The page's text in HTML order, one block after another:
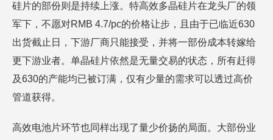
硅片的部份则是持续上涨。特高效多晶硅片在龙头厂的领
军下，不愿对RMB 4.7/pc的价格让步，且由于已临近630
出货截止日，下游厂商只能接受，并将一部份成本转嫁给
更下游业者。单晶硅片依然是无量交易的状态，所有赶得
及630的产能均已被订满，仅有少量的需求可以透过高价
管道获得。
高效电池片环节也同样出现了量少价扬的局面。大部份业